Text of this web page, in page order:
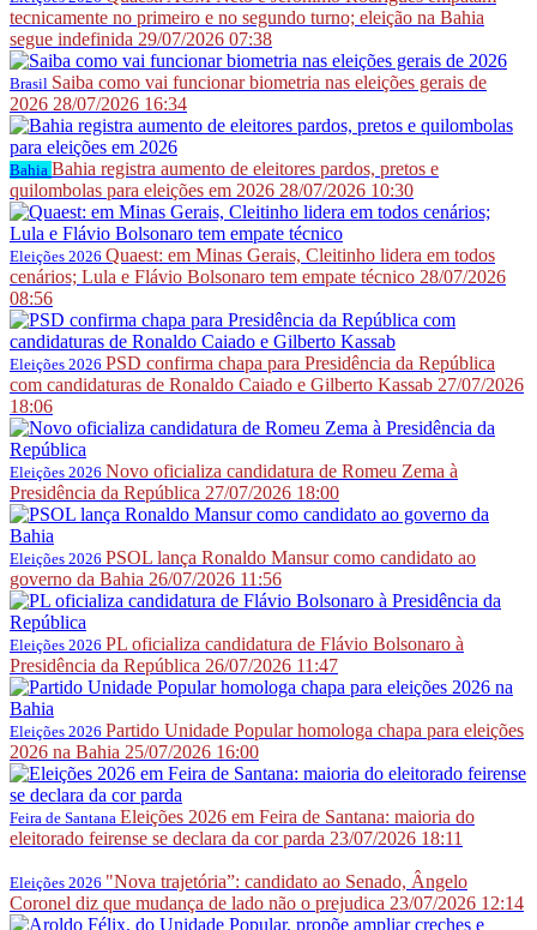
tecnicamente no primeiro e no segundo turno; eleição na Bahia
segue indefinida 29/07/2026 07:38
Brasil Saiba como vai funcionar biometria nas eleições gerais de
2026 28/07/2026 16:34
Bahia Bahia registra aumento de eleitores pardos, pretos e
quilombolas para eleições em 2026 28/07/2026 10:30
Eleições 2026 Quaest: em Minas Gerais, Cleitinho lidera em todos
cenários; Lula e Flávio Bolsonaro tem empate técnico 28/07/2026
08:56
Eleições 2026 PSD confirma chapa para Presidência da República
com candidaturas de Ronaldo Caiado e Gilberto Kassab 27/07/2026
18:06
Eleições 2026 Novo oficializa candidatura de Romeu Zema à
Presidência da República 27/07/2026 18:00
Eleições 2026 PSOL lança Ronaldo Mansur como candidato ao
governo da Bahia 26/07/2026 11:56
Eleições 2026 PL oficializa candidatura de Flávio Bolsonaro à
Presidência da República 26/07/2026 11:47
Eleições 2026 Partido Unidade Popular homologa chapa para eleições
2026 na Bahia 25/07/2026 16:00
Feira de Santana Eleições 2026 em Feira de Santana: maioria do
eleitorado feirense se declara da cor parda 23/07/2026 18:11
Eleições 2026 "Nova trajetória”: candidato ao Senado, Ângelo
Coronel diz que mudança de lado não o prejudica 23/07/2026 12:14